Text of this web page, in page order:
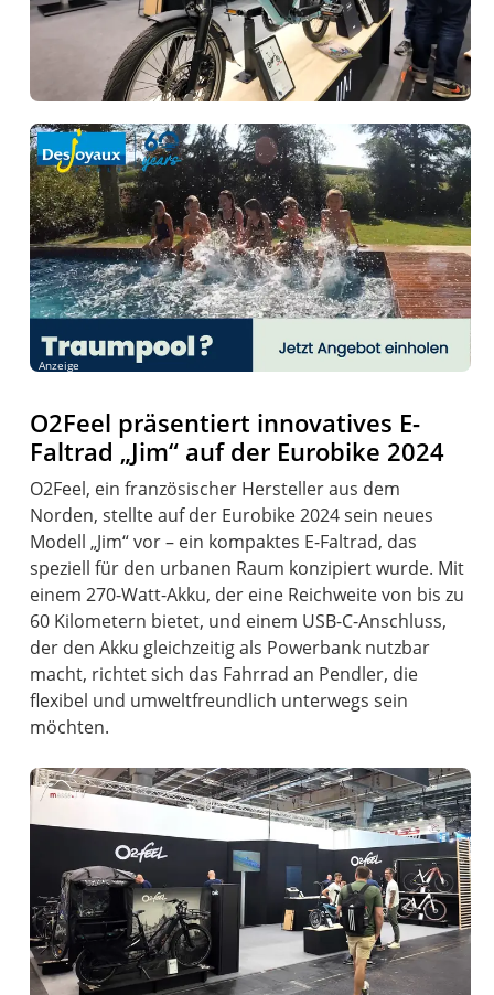
Anzeige
O2Feel präsentiert innovatives E-
Faltrad „Jim“ auf der Eurobike 2024
O2Feel, ein französischer Hersteller aus dem
Norden, stellte auf der Eurobike 2024 sein neues
Modell „Jim“ vor – ein kompaktes E-Faltrad, das
speziell für den urbanen Raum konzipiert wurde. Mit
einem 270-Watt-Akku, der eine Reichweite von bis zu
60 Kilometern bietet, und einem USB-C-Anschluss,
der den Akku gleichzeitig als Powerbank nutzbar
macht, richtet sich das Fahrrad an Pendler, die
flexibel und umweltfreundlich unterwegs sein
möchten.